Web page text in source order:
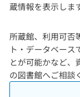
蔵情報を表示しま
所蔵館、利用可否
ト・データベー
とが可能かなど、
の図書館へご相談